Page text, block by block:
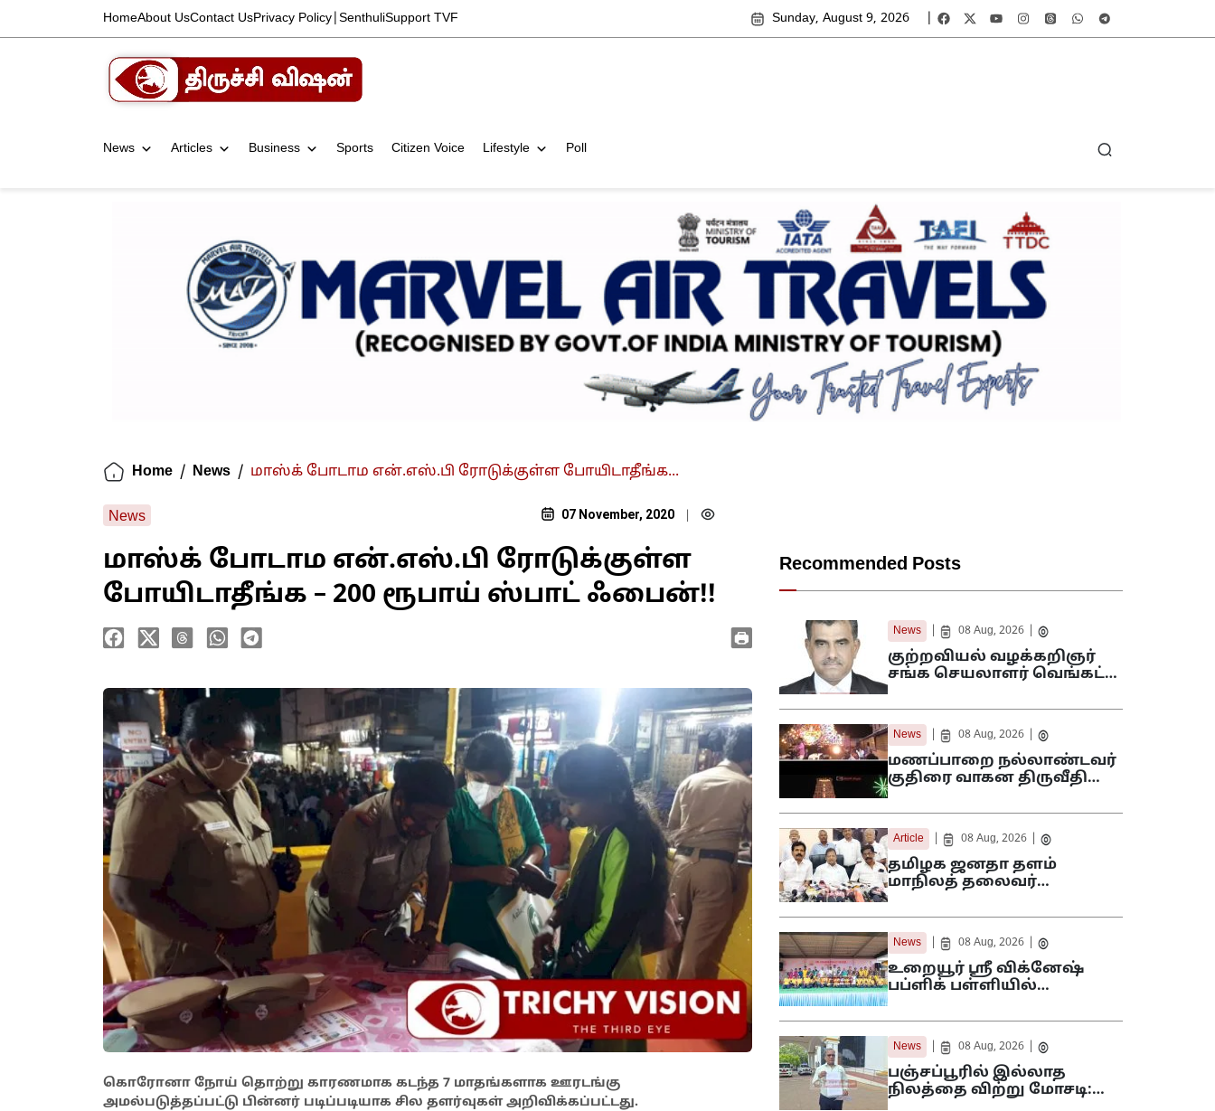
HomeAbout UsContact UsPrivacy Policy SenthuliSupport TVF Sunday, August 9, 2026
News Articles Business Sports Citizen Voice Lifestyle Poll
Home / News / மாஸ்க் போடாம என்.எஸ்.பி ரோடுக்குள்ள போயிடாதீங்க...
News 07 November, 2020
மாஸ்க் போடாம என்.எஸ்.பி ரோடுக்குள்ள
போயிடாதீங்க – 200 ரூபாய் ஸ்பாட் ஃபைன்!!
கொரோனா நோய் தொற்று காரணமாக கடந்த 7 மாதங்களாக ஊரடங்கு
அமல்படுத்தப்பட்டு பின்னர் படிப்படியாக சில தளர்வுகள் அறிவிக்கப்பட்டது.
Recommended Posts
News 08 Aug, 2026
குற்றவியல் வழக்கறிஞர்
சங்க செயலாளர் வெங்கட்…
News 08 Aug, 2026
மணப்பாறை நல்லாண்டவர்
குதிரை வாகன திருவீதி…
Article 08 Aug, 2026
தமிழக ஜனதா தளம்
மாநிலத் தலைவர்…
News 08 Aug, 2026
உறையூர் ஸ்ரீ விக்னேஷ்
பப்ளிக் பள்ளியில்…
News 08 Aug, 2026
பஞ்சப்பூரில் இல்லாத
நிலத்தை விற்று மோசடி:…